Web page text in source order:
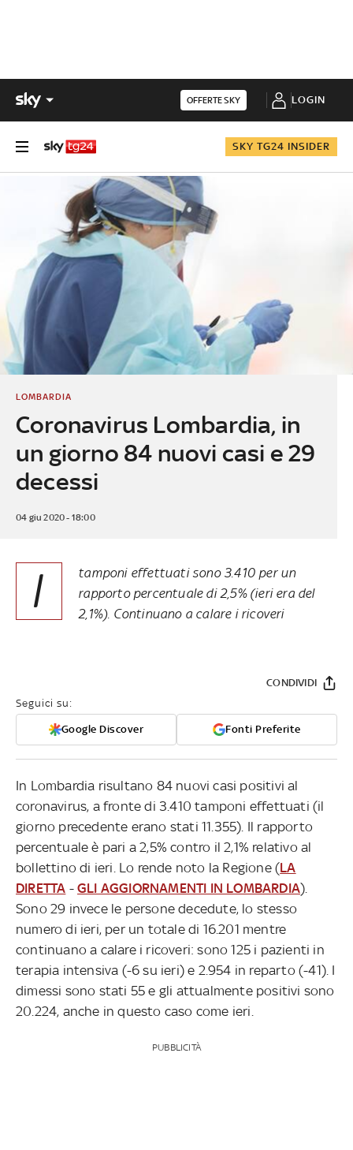
OFFERTE SKY LOGIN
SKY TG24 INSIDER
Coronavirus Lombardia, in
un giorno 84 nuovi casi e 29
decessi
LOMBARDIA
04 giu 2020 - 18:00
I
tamponi effettuati sono 3.410 per un
rapporto percentuale di 2,5% (ieri era del
2,1%). Continuano a calare i ricoveri
Seguici su:
Google Discover Fonti Preferite
CONDIVIDI
In Lombardia risultano 84 nuovi casi positivi al
coronavirus, a fronte di 3.410 tamponi effettuati (il
giorno precedente erano stati 11.355). Il rapporto
percentuale è pari a 2,5% contro il 2,1% relativo al
bollettino di ieri. Lo rende noto la Regione (LA
DIRETTA -GLI AGGIORNAMENTI IN LOMBARDIA).
Sono 29 invece le persone decedute, lo stesso
numero di ieri, per un totale di 16.201 mentre
continuano a calare i ricoveri: sono 125 i pazienti in
terapia intensiva (-6 su ieri) e 2.954 in reparto (-41). I
dimessi sono stati 55 e gli attualmente positivi sono
20.224, anche in questo caso come ieri.
PUBBLICITÀ